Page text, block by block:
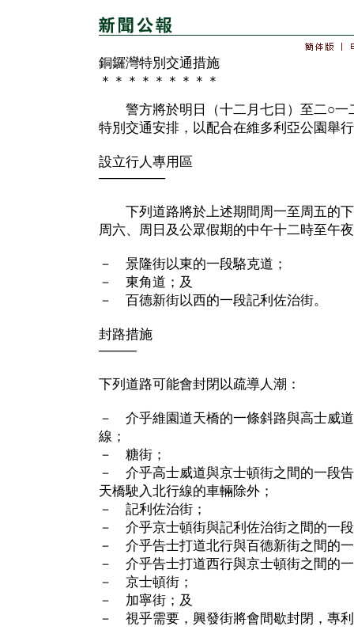
銅鑼灣特別交通措施
＊＊＊＊＊＊＊＊＊
警方將於明日（十二月七日）至二○一
特別交通安排，以配合在維多利亞公園舉
設立行人專用區
───────
下列道路將於上述期間周一至周五的下
周六、周日及公眾假期的中午十二時至午
－ 景隆街以東的一段駱克道；
－ 東角道；及
－ 百德新街以西的一段記利佐治街。
封路措施
────
下列道路可能會封閉以疏導人潮：
－ 介乎維園道天橋的一條斜路與高士威
線；
－ 糖街；
－ 介乎高士威道與京士頓街之間的一段
天橋駛入北行線的車輛除外；
－ 記利佐治街；
－ 介乎京士頓街與記利佐治街之間的一
－ 介乎告士打道北行與百德新街之間的
－ 介乎告士打道西行與京士頓街之間的
－ 京士頓街；
－ 加寧街；及
－ 視乎需要，興發街將會間歇封閉，專